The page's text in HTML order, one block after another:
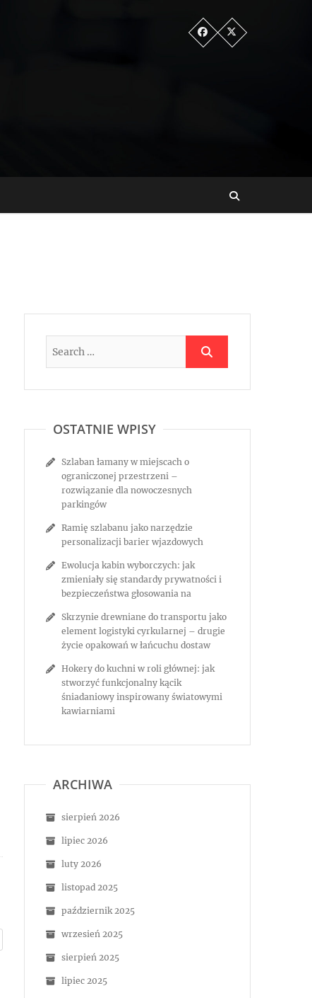
OSTATNIE WPISY
Szlaban łamany w miejscach o
ograniczonej przestrzeni –
rozwiązanie dla nowoczesnych
parkingów
Ramię szlabanu jako narzędzie
personalizacji barier wjazdowych
Ewolucja kabin wyborczych: jak
zmieniały się standardy prywatności i
bezpieczeństwa głosowania na
Skrzynie drewniane do transportu jako
element logistyki cyrkularnej – drugie
życie opakowań w łańcuchu dostaw
Hokery do kuchni w roli głównej: jak
stworzyć funkcjonalny kącik
śniadaniowy inspirowany światowymi
kawiarniami
ARCHIWA
sierpień 2026
lipiec 2026
luty 2026
listopad 2025
październik 2025
wrzesień 2025
sierpień 2025
lipiec 2025